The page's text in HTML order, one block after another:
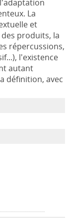
La
et
produits, la
répercussions,
l'existence
autant
définition, avec